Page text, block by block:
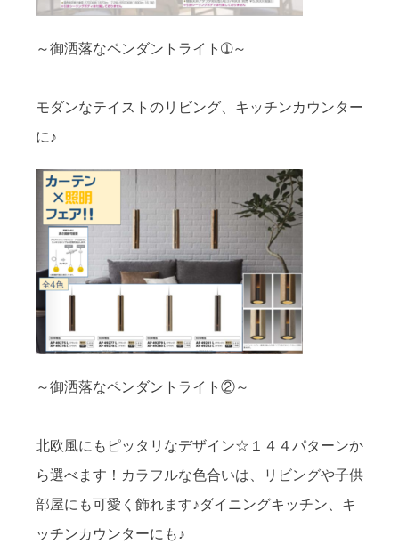
～御洒落なペンダントライト➀～
モダンなテイストのリビング、キッチンカウンター
に♪
～御洒落なペンダントライト②～
北欧風にもピッタリなデザイン☆１４４パターンか
ら選べます！ カラフルな色合いは、リビングや子供
部屋にも可愛く飾れます♪ダイニングキッチン、キ
ッチンカウンターにも♪